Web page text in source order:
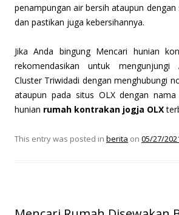
penampungan air bersih ataupun
dan pastikan juga kebersihannya.
Jika Anda bingung Mencari hunian
rekomendasikan untuk mengunjungi
Cluster Triwidadi dengan menghubungi
ataupun pada situs OLX dengan
hunian rumah kontrakan jogja OLX
This entry was posted in berita on 05/27/